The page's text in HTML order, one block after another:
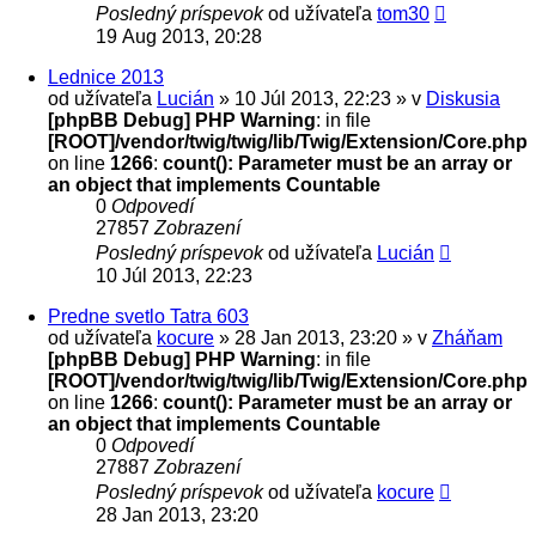
Posledný príspevokod užívateľa tom30
19 Aug 2013, 20:28
Lednice 2013
od užívateľa Lucián » 10 Júl 2013, 22:23 » v Diskusia
[phpBB Debug] PHP Warning: in file
[ROOT]/vendor/twig/twig/lib/Twig/Extension/Core.php
on line 1266: count(): Parameter must be an array or
an object that implements Countable
0 Odpovedí
27857 Zobrazení
Posledný príspevokod užívateľa Lucián
10 Júl 2013, 22:23
Predne svetlo Tatra 603
od užívateľa kocure » 28 Jan 2013, 23:20 » v Zháňam
[phpBB Debug] PHP Warning: in file
[ROOT]/vendor/twig/twig/lib/Twig/Extension/Core.php
on line 1266: count(): Parameter must be an array or
an object that implements Countable
0 Odpovedí
27887 Zobrazení
Posledný príspevokod užívateľa kocure
28 Jan 2013, 23:20